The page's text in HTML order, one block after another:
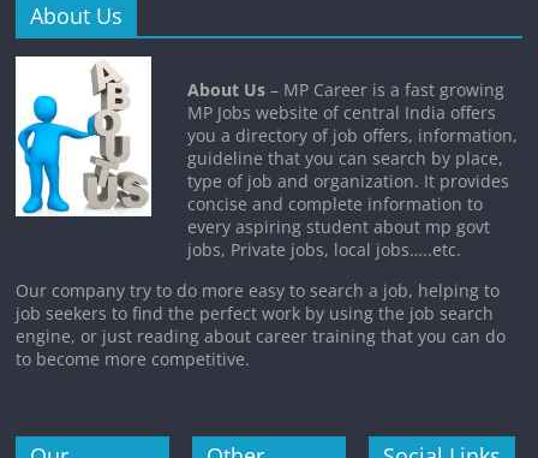
About Us
About Us – MP Career is a fast growing
MP Jobs website of central India offers
you a directory of job offers, information,
guideline that you can search by place,
type of job and organization. It provides
concise and complete information to
every aspiring student about mp govt
jobs, Private jobs, local jobs…..etc.
Our company try to do more easy to search a job, helping to
job seekers to find the perfect work by using the job search
engine, or just reading about career training that you can do
to become more competitive.